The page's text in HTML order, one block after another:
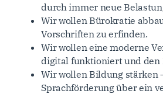
durch immer neue
Wir wollen Bürokratie
Vorschriften zu erfinden.
Wir wollen eine moderne
digital funktioniert und den
Wir wollen Bildung stärken
Sprachförderung über ein